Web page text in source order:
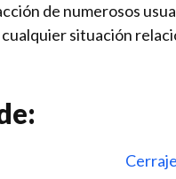
de numerosos
situación